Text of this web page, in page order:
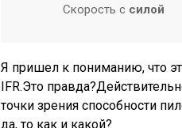
Скорость с силой
Я пришел к пониманию, что
IFR.Это
точки зрения способности
да, то как и какой?